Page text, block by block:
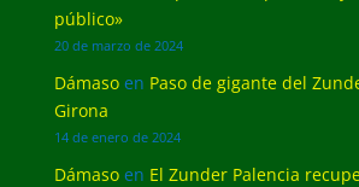
público»
20 de marzo de 2024
Dámasoen Paso de gigante del
Girona
14 de enero de 2024
Dámasoen El Zunder Palencia